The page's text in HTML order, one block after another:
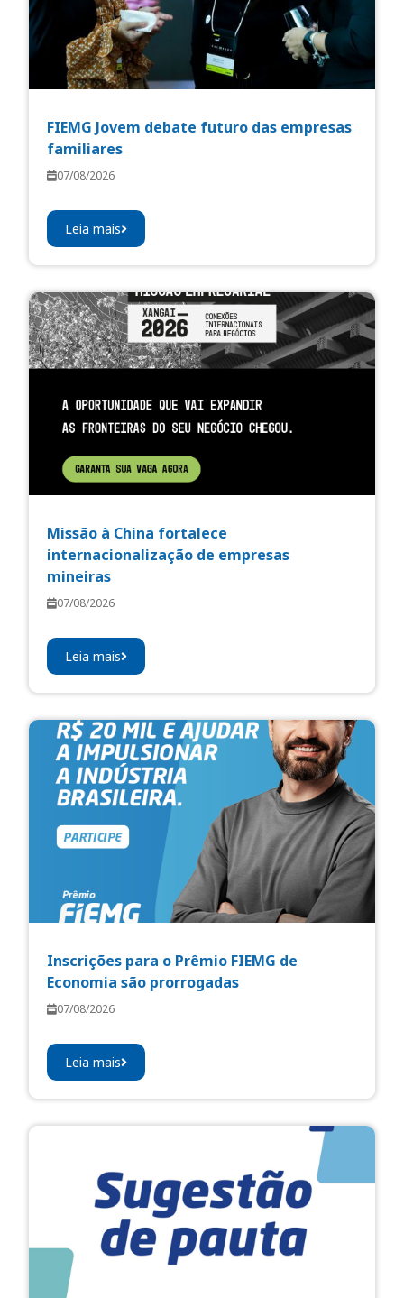
FIEMG Jovem debate futuro das empresas
familiares
07/08/2026
Leia mais
Missão à China fortalece
internacionalização de empresas
mineiras
07/08/2026
Leia mais
Inscrições para o Prêmio FIEMG de
Economia são prorrogadas
07/08/2026
Leia mais